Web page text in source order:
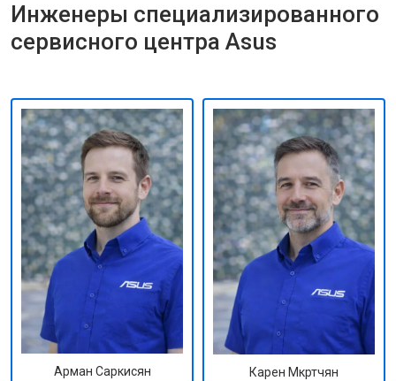
Инженеры специализированного
сервисного центра Asus
Арман Саркисян Карен Мкртчян